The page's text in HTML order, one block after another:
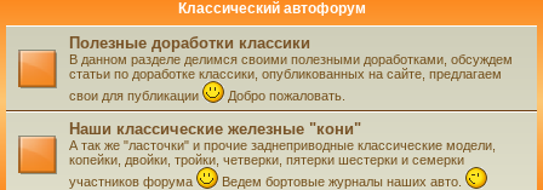
Классический автофорум
Полезные доработки классики
В данном разделе делимся своими полезными доработками, обсуждем
статьи по доработке классики, опубликованных на сайте, предлагаем
свои для публикации
Добро пожаловать.
Наши классические железные "кони"
А так же "ласточки" и прочие заднеприводные классические модели,
копейки, двойки, тройки, четверки, пятерки шестерки и семерки
участников форума
Ведем бортовые журналы наших авто.